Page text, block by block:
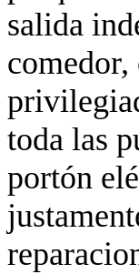
salida
comedor,
toda las
portón